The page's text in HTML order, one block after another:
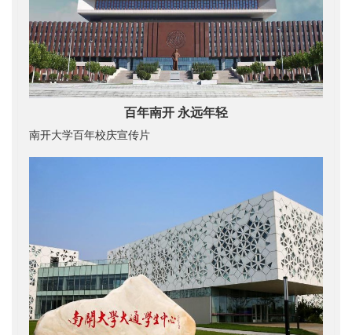
百年南开 永远年轻
南开大学百年校庆宣传片